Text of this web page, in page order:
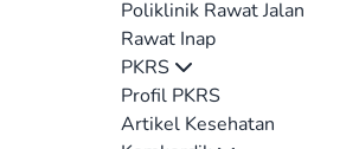
Poliklinik Rawat Jalan
Rawat Inap
PKRS
Profil PKRS
Artikel Kesehatan